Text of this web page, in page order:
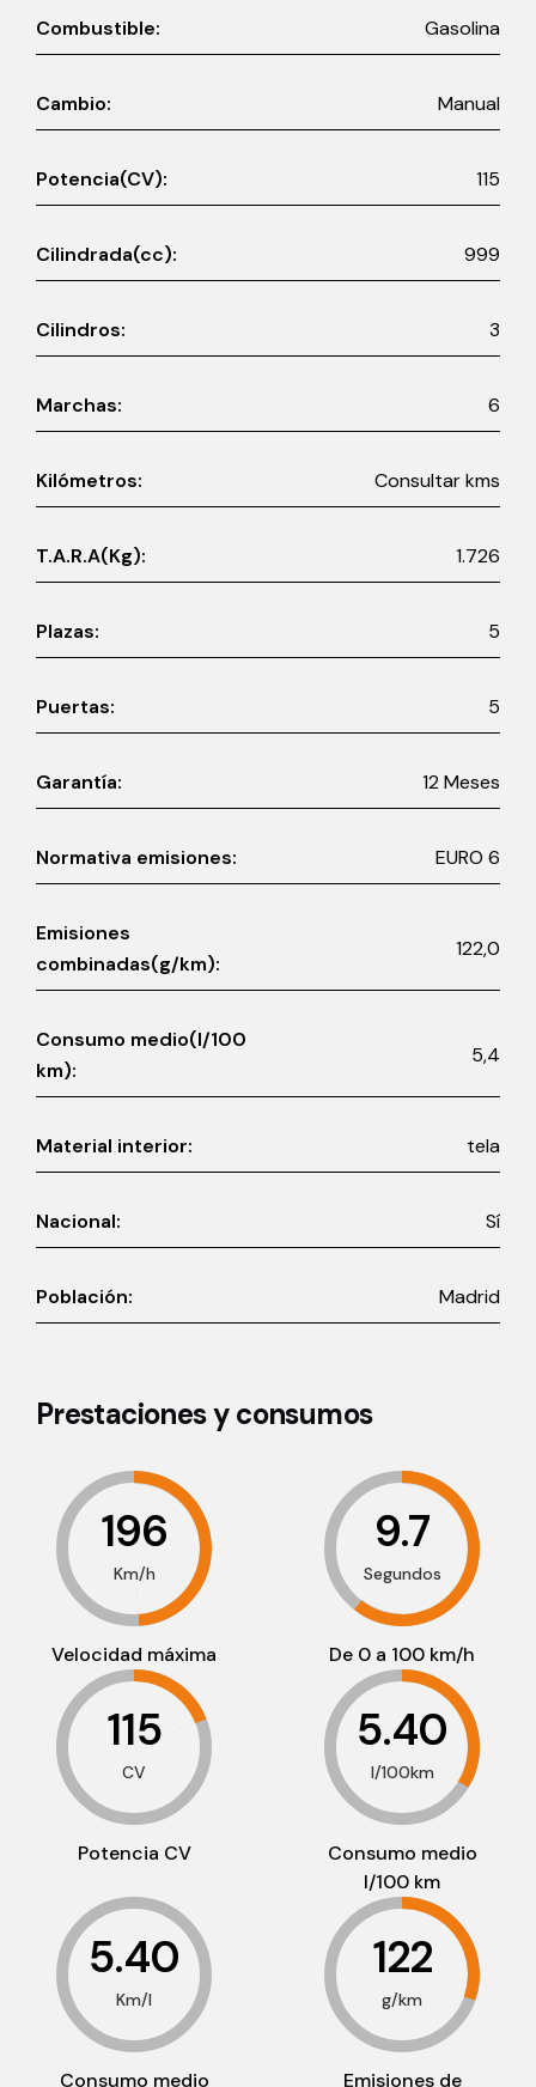
Combustible: Gasolina
Cambio: Manual
Potencia(CV): 115
Cilindrada(cc): 999
Cilindros: 3
Marchas: 6
Kilómetros: Consultar kms
T.A.R.A(Kg): 1.726
Plazas: 5
Puertas: 5
Garantía: 12 Meses
Normativa emisiones: EURO 6
Emisiones
combinadas(g/km):
122,0
Consumo medio(l/100
km):
5,4
Material interior: tela
Nacional: Sí
Población: Madrid
Prestaciones y consumos
196
Km/h
Velocidad máxima
9.7
Segundos
De 0 a 100 km/h
115
CV
Potencia CV
5.40
l/100km
Consumo medio
l/100 km
5.40
Km/l
Consumo medio
122
g/km
Emisiones de